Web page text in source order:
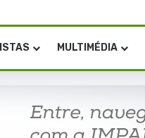
MULTIMÉDIA